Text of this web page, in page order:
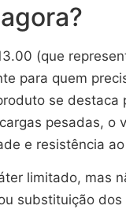
(que
para quem
se
pesadas, o
e resistência
limitado, mas
substituição